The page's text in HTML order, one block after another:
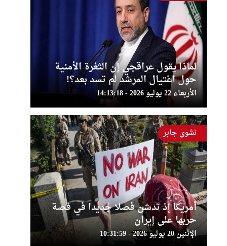
لماذا يقول عراقجي إن الثغرة الأمنية
حول اغتيال المرشد لم تسد بعد؟!
الأربعاء 22 يوليو 2026 - 14:13:18
أمريكا إذ تدشن فصلا جديدا في قصة
حربها على إيران
الإثنين 20 يوليو 2026 - 10:31:59
نشوى جابر